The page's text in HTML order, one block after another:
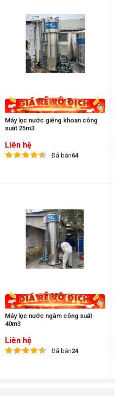
Máy lọc nước giếng khoan công
suất 25m3
Liên hệ
Đã bán64
Máy lọc nước ngầm công suất
40m3
Liên hệ
Đã bán24